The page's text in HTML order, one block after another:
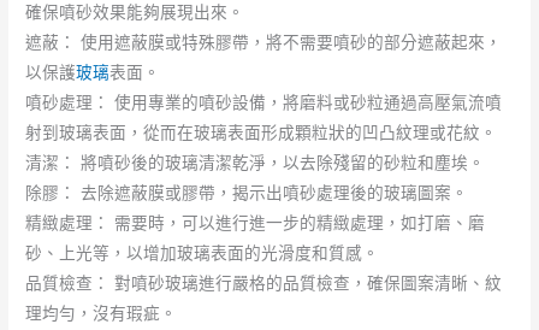
確保噴砂效果能夠展現出來。
遮蔽： 使用遮蔽膜或特殊膠帶，將不需要噴砂的部分遮蔽起來，
以保護玻璃表面。
噴砂處理： 使用專業的噴砂設備，將磨料或砂粒通過高壓氣流噴
射到玻璃表面，從而在玻璃表面形成顆粒狀的凹凸紋理或花紋。
清潔： 將噴砂後的玻璃清潔乾淨，以去除殘留的砂粒和塵埃。
除膠： 去除遮蔽膜或膠帶，揭示出噴砂處理後的玻璃圖案。
精緻處理： 需要時，可以進行進一步的精緻處理，如打磨、磨
砂、上光等，以增加玻璃表面的光滑度和質感。
品質檢查： 對噴砂玻璃進行嚴格的品質檢查，確保圖案清晰、紋
理均勻，沒有瑕疵。